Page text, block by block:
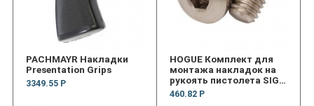
PACHMAYR Накладки
Presentation Grips
3349.55 Р
HOGUE Комплект для
монтажа накладок на
рукоять пистолета SIG
P230, P239 Scrw (2) Hex
460.82 Р